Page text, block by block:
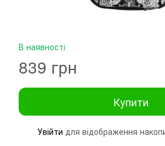
В наявності
839 грн
Купити
Увійти для відображення